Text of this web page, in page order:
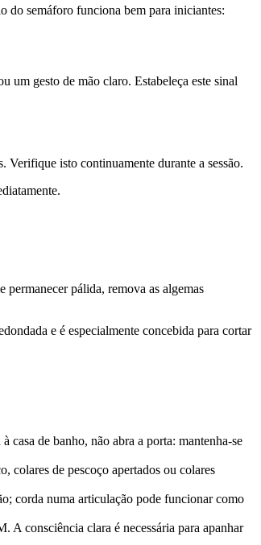
do semáforo funciona bem para iniciantes:
um gesto de mão claro. Estabeleça este sinal
Verifique isto continuamente durante a sessão.
pálida, remova as algemas
e é especialmente concebida para cortar
casa de banho, não abra a porta: mantenha-se
colares de pescoço apertados ou colares
corda numa articulação pode funcionar como
A consciência clara é necessária para apanhar